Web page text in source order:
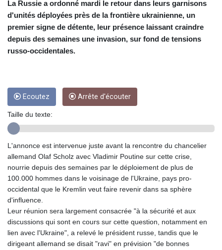
DJF 177.598394
FJD 2.209039
FKP 0.741752
GBP 0.740945
GEL 2.610132
GHS 11.701051
GMD 73.49797
8759.111457
La Russie a ordonné mardi le retour dans leurs garnisons
d'unités déployées près de la frontière ukrainienne, un
premier signe de détente, leur présence laissant craindre
depuis des semaines une invasion, sur fond de tensions
russo-occidentales.
Ecoutez Arrête d'écouter
Taille du texte:
L'annonce est intervenue juste avant la rencontre du chancelier
allemand Olaf Scholz avec Vladimir Poutine sur cette crise,
nourrie depuis des semaines par le déploiement de plus de
100.000 hommes dans le voisinage de l'Ukraine, pays pro-
occidental que le Kremlin veut faire revenir dans sa sphère
d'influence.
Leur réunion sera largement consacrée "à la sécurité et aux
discussions qui sont en cours sur cette question, notamment en
lien avec l'Ukraine", a relevé le président russe, tandis que le
dirigeant allemand se disait "ravi" en prévision "de bonnes